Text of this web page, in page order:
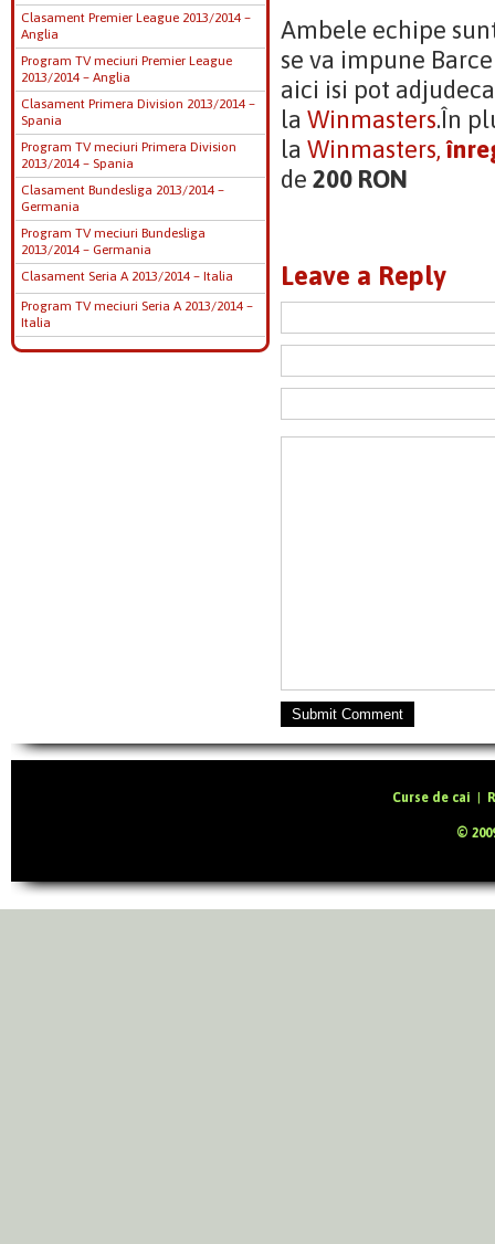
Clasament Premier League 2013/2014 –
Anglia
Program TV meciuri Premier League
2013/2014 – Anglia
Clasament Primera Division 2013/2014 –
Spania
Program TV meciuri Primera Division
2013/2014 – Spania
Clasament Bundesliga 2013/2014 –
Germania
Program TV meciuri Bundesliga
2013/2014 – Germania
Clasament Seria A 2013/2014 – Italia
Program TV meciuri Seria A 2013/2014 –
Italia
Ambele echipe
se va impune
aici isi pot
la Winmasters.În
la Winmasters,
de 200 RON
Leave a Reply
Submit Comment
Curse de cai |
©